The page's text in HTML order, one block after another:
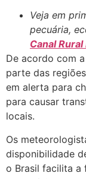
Veja em
pecuária,
Canal
De acordo com
parte das
em alerta para
para causar
locais.
Os
disponibilidade
o Brasil facilita a